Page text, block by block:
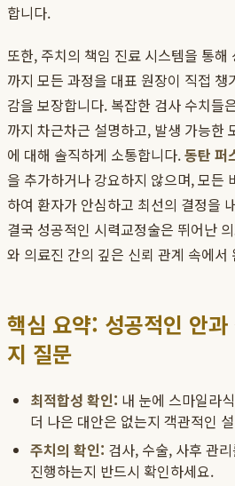
합니다.
또한, 주치의 책임 진료 시스템을 통해
까지 모든 과정을 대표 원장이 직접 챙
감을 보장합니다. 복잡한 검사 수치들
까지 차근차근 설명하고, 발생 가능한
에 대해 솔직하게 소통합니다.동탄 퍼
을 추가하거나 강요하지 않으며, 모든
하여 환자가 안심하고 최선의 결정을
결국 성공적인 시력교정술은 뛰어난
와 의료진 간의 깊은 신뢰 관계 속에서
핵심 요약: 성공적인 안
지 질문
최적합성 확인: 내 눈에 스마일라
더 나은 대안은 없는지 객관적인
주치의 확인: 검사, 수술, 사후 관
진행하는지 반드시 확인하세요.